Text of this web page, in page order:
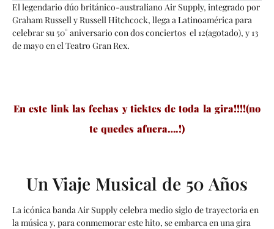
El legendario dúo británico-australiano Air Supply, integrado por
Graham Russell y Russell Hitchcock, llega a Latinoamérica para
celebrar su 50° aniversario con dos conciertos el 12(agotado), y 13
de mayo en el Teatro Gran Rex.
En este link las fechas y ticktes de toda la gira!!!!(no
te quedes afuera….!)
Un Viaje Musical de 50 Años
La icónica banda Air Supply celebra medio siglo de trayectoria en
la música y, para conmemorar este hito, se embarca en una gira